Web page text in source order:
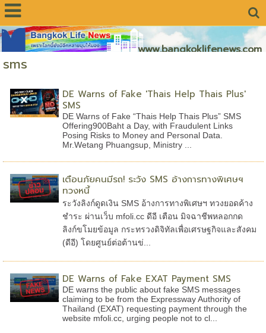
www.bangkoklifenews.com
sms
DE Warns of Fake 'Thais Help Thais Plus'
SMS
DE Warns of Fake “Thais Help Thais Plus” SMS
Offering900Baht a Day, with Fraudulent Links
Posing Risks to Money and Personal Data.
Mr.Wetang Phuangsup, Ministry ...
เตือนภัยคนมีรถ! ระวัง SMS อ้างการทางพิเศษฯ
ทวงหนี้
ระวังลิงก์ดูดเงิน SMS อ้างการทางพิเศษฯ ทวงยอดค้าง
ชำระ ผ่านเว็บ mfoli.cc ดีอี เตือน มิจฉาชีพหลอกกด
ลิงก์ขโมยข้อมูล กระทรวงดิจิทัลเพื่อเศรษฐกิจและสังคม
(ดีอี) โดยศูนย์ต่อต้านข่...
DE Warns of Fake EXAT Payment SMS
DE warns the public about fake SMS messages
claiming to be from the Expressway Authority of
Thailand (EXAT) requesting payment through the
website mfoli.cc, urging people not to cl...